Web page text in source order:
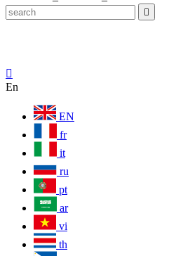


En
EN
fr
it
ru
pt
ar
vi
th